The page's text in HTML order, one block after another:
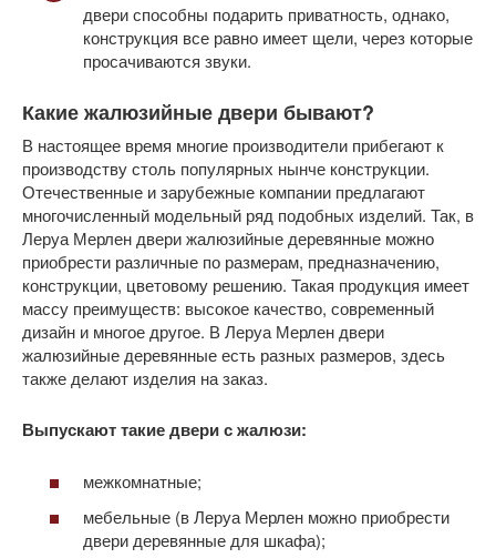
двери способны подарить приватность, однако,
конструкция все равно имеет щели, через которые
просачиваются звуки.
Какие жалюзийные двери бывают?
В настоящее время многие производители прибегают к
производству столь популярных нынче конструкции.
Отечественные и зарубежные компании предлагают
многочисленный модельный ряд подобных изделий. Так, в
Леруа Мерлен двери жалюзийные деревянные можно
приобрести различные по размерам, предназначению,
конструкции, цветовому решению. Такая продукция имеет
массу преимуществ: высокое качество, современный
дизайн и многое другое. В Леруа Мерлен двери
жалюзийные деревянные есть разных размеров, здесь
также делают изделия на заказ.
Выпускают такие двери с жалюзи:
межкомнатные;
мебельные (в Леруа Мерлен можно приобрести
двери деревянные для шкафа);